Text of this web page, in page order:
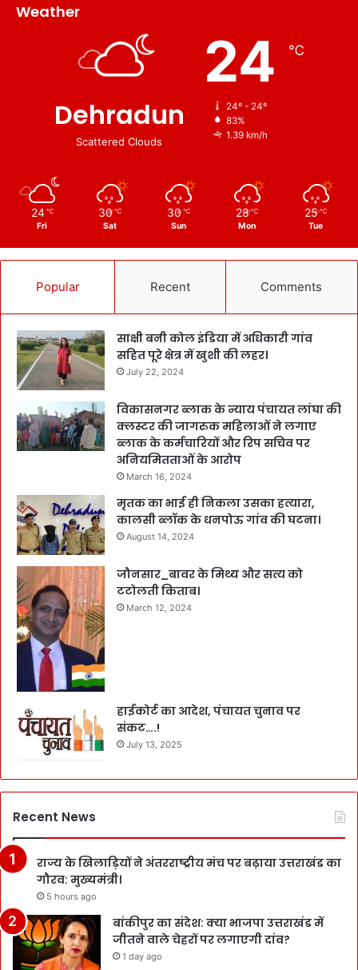
Weather
Dehradun
Scattered Clouds
24 ℃
24º - 24º
83%
1.39 km/h
24 ℃
Fri
30 ℃
Sat
30 ℃
Sun
28 ℃
Mon
25 ℃
Tue
Popular Recent Comments
साक्षी बनी कोल इंडिया में अधिकारी गांव
सहित पूरे क्षेत्र में खुशी की लहर।
July 22, 2024
विकासनगर ब्लाक के न्याय पंचायत लांघा की
क्लस्टर की जागरुक महिलाओं ने लगाए
ब्लाक के कर्मचारियों और रिप सचिव पर
अनियमितताओं के आरोप
March 16, 2024
मृतक का भाई ही निकला उसका हत्यारा,
कालसी ब्लॉक के धनपोऊ गांव की घटना।
August 14, 2024
जौनसार_बावर के मिथ्य और सत्य को
टटोलती किताब।
March 12, 2024
हाईकोर्ट का आदेश, पंचायत चुनाव पर
संकट….!
July 13, 2025
Recent News
राज्य के खिलाड़ियों ने अंतरराष्ट्रीय मंच पर बढ़ाया उत्तराखंड का
गौरव: मुख्यमंत्री।
5 hours ago
बांकीपुर का संदेश: क्या भाजपा उत्तराखंड में
जीतने वाले चेहरों पर लगाएगी दांव?
1 day ago